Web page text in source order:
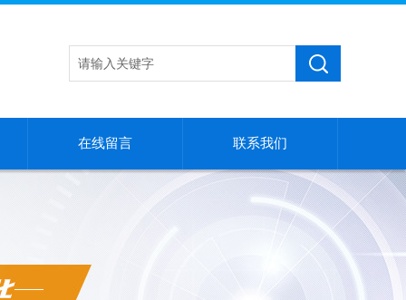
在线留言 联系我们